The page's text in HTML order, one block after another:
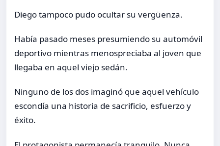
Diego tampoco pudo ocultar su vergüenza.
Había pasado meses presumiendo su automóvil
deportivo mientras menospreciaba al joven que
llegaba en aquel viejo sedán.
Ninguno de los dos imaginó que aquel vehículo
escondía una historia de sacrificio, esfuerzo y
éxito.